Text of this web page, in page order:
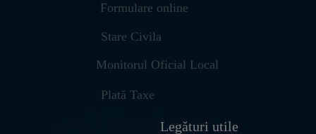
Formulare online
Stare Civila
Monitorul Oficial Local
Plată Taxe
Legături utile